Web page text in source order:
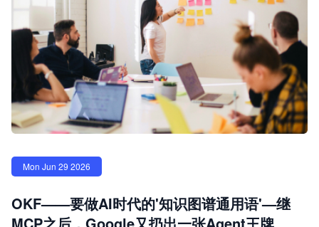
Mon Jun 29 2026
OKF——要做AI时代的'知识图谱通用语'—继